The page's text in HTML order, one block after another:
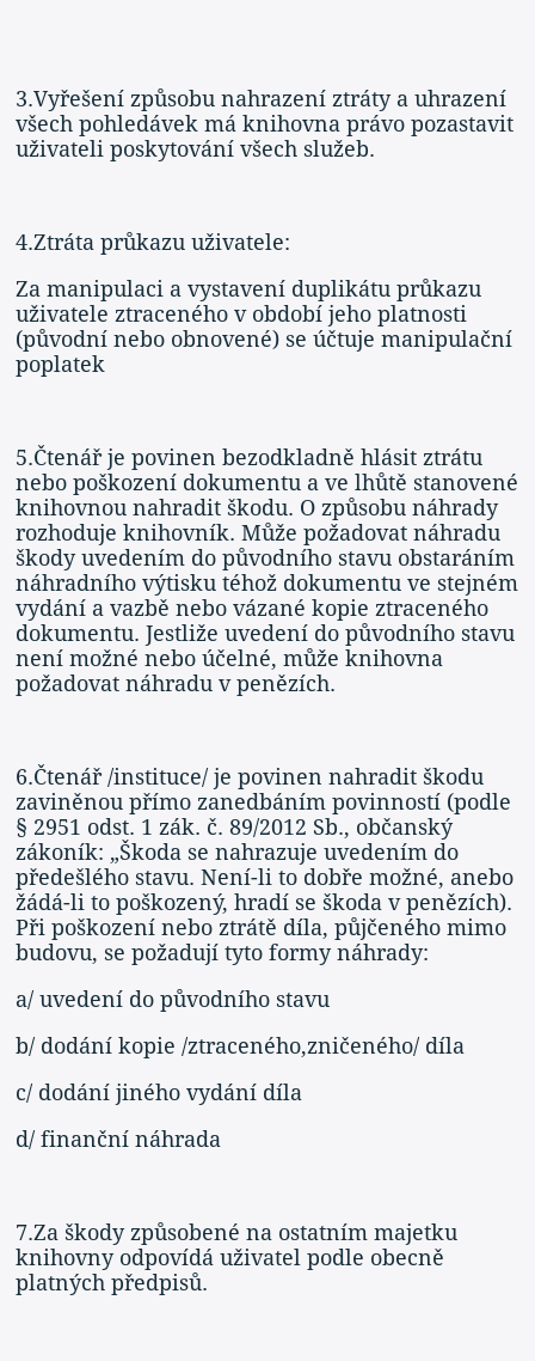
3.Vyřešení způsobu nahrazení ztráty a uhrazení
všech pohledávek má knihovna právo pozastavit
uživateli poskytování všech služeb.
4.Ztráta průkazu uživatele:
Za manipulaci a vystavení duplikátu průkazu
uživatele ztraceného v období jeho platnosti
(původní nebo obnovené) se účtuje manipulační
poplatek
5.Čtenář je povinen bezodkladně hlásit ztrátu
nebo poškození dokumentu a ve lhůtě stanovené
knihovnou nahradit škodu. O způsobu náhrady
rozhoduje knihovník. Může požadovat náhradu
škody uvedením do původního stavu obstaráním
náhradního výtisku téhož dokumentu ve stejném
vydání a vazbě nebo vázané kopie ztraceného
dokumentu. Jestliže uvedení do původního stavu
není možné nebo účelné, může knihovna
požadovat náhradu v penězích.
6.Čtenář /instituce/ je povinen nahradit škodu
zaviněnou přímo zanedbáním povinností (podle
§ 2951 odst. 1 zák. č. 89/2012 Sb., občanský
zákoník: „Škoda se nahrazuje uvedením do
předešlého stavu. Není-li to dobře možné, anebo
žádá-li to poškozený, hradí se škoda v penězích).
Při poškození nebo ztrátě díla, půjčeného mimo
budovu, se požadují tyto formy náhrady:
a/ uvedení do původního stavu
b/ dodání kopie /ztraceného,zničeného/ díla
c/ dodání jiného vydání díla
d/ finanční náhrada
7.Za škody způsobené na ostatním majetku
knihovny odpovídá uživatel podle obecně
platných předpisů.